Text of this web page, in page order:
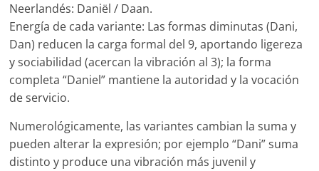
Neerlandés: Daniël / Daan.
Energía de cada variante: Las formas diminutas (Dani,
Dan) reducen la carga formal del 9, aportando ligereza
y sociabilidad (acercan la vibración al 3); la forma
completa “Daniel” mantiene la autoridad y la vocación
de servicio.
Numerológicamente, las variantes cambian la suma y
pueden alterar la expresión; por ejemplo “Dani” suma
distinto y produce una vibración más juvenil y